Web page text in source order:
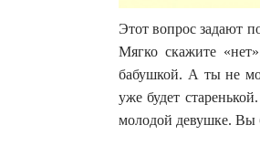
Этот вопрос задают
Мягко скажите
бабушкой. А ты не
уже будет
молодой девушке. Вы